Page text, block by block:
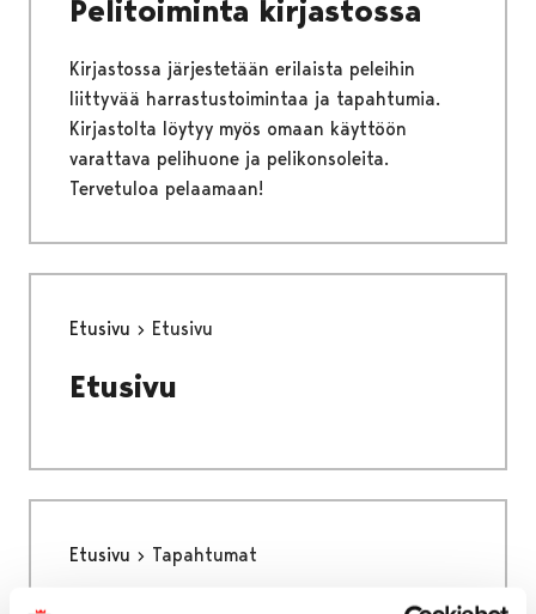
Pelitoiminta kirjastossa
Kirjastossa järjestetään erilaista peleihin
liittyvää harrastustoimintaa ja tapahtumia.
Kirjastolta löytyy myös omaan käyttöön
varattava pelihuone ja pelikonsoleita.
Tervetuloa pelaamaan!
Etusivu Etusivu
Etusivu
Etusivu Tapahtumat